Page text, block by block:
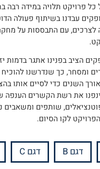
פרויקט תלויה במידה רבה
עבדנו בשיתוף פעולה
עם התבססות על
הציב בפנינו אתגר בדמות
ומסחר, כך שנדרשנו
השנים כדי לסיים אותו
את רשת הקשרים הענפה
שותפים ומשאבים
לקו הסיום.
דגם B דגם C